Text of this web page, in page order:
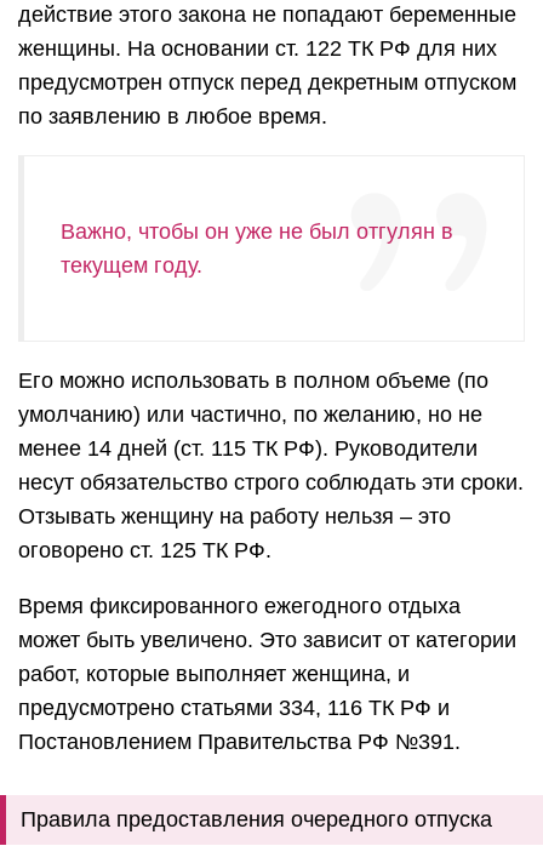
действие этого закона не попадают беременные
женщины. На основании ст. 122 ТК РФ для них
предусмотрен отпуск перед декретным отпуском
по заявлению в любое время.
Важно, чтобы он уже не был отгулян в
текущем году.
Его можно использовать в полном объеме (по
умолчанию) или частично, по желанию, но не
менее 14 дней (ст. 115 ТК РФ). Руководители
несут обязательство строго соблюдать эти сроки.
Отзывать женщину на работу нельзя – это
оговорено ст. 125 ТК РФ.
Время фиксированного ежегодного отдыха
может быть увеличено. Это зависит от категории
работ, которые выполняет женщина, и
предусмотрено статьями 334, 116 ТК РФ и
Постановлением Правительства РФ №391.
Правила предоставления очередного отпуска